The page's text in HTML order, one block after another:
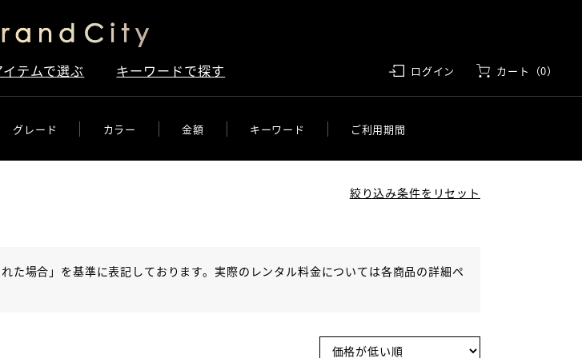
イテムで選ぶ キーワードで探す ログイン カート（0）
グレード カラー 金額 キーワード ご利用期間
絞り込み条件をリセット
た場合」を基準に表記しております。実際のレンタル料金については各商品の詳細ペ